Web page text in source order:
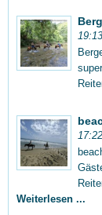
19:13
17:22
Weiterlesen ...